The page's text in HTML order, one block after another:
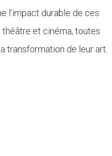
l’impact durable de ces
et cinéma, toutes
transformation de leur art.